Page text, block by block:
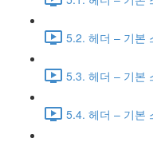
5.2. 헤더 – 기본
5.3. 헤더 – 기본
5.4. 헤더 – 기본